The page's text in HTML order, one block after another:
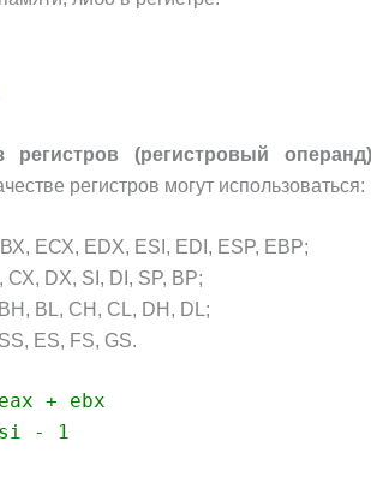
(регистровый операнд)
регистров могут использоваться:
ЕСХ, EDX, ESI, EDI, ESP, EBP;
СХ, DX, SI, DI, SP, ВР;
BL, CH, CL, DH, DL;
ES, FS, GS.
+ ebх
- 1